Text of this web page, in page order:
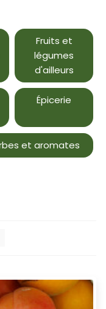
Fruits et
légumes
d'ailleurs
Épicerie
et aromates